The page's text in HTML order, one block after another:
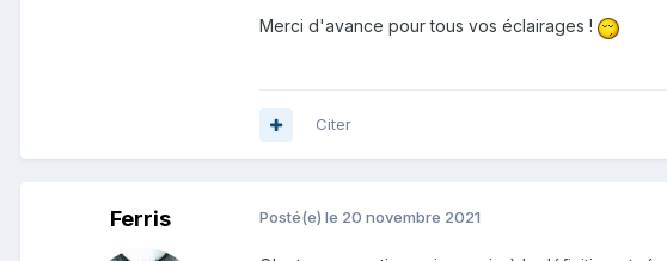
Merci d'avance pour tous vos éclairages !
Citer
Ferris Posté(e) le 20 novembre 2021